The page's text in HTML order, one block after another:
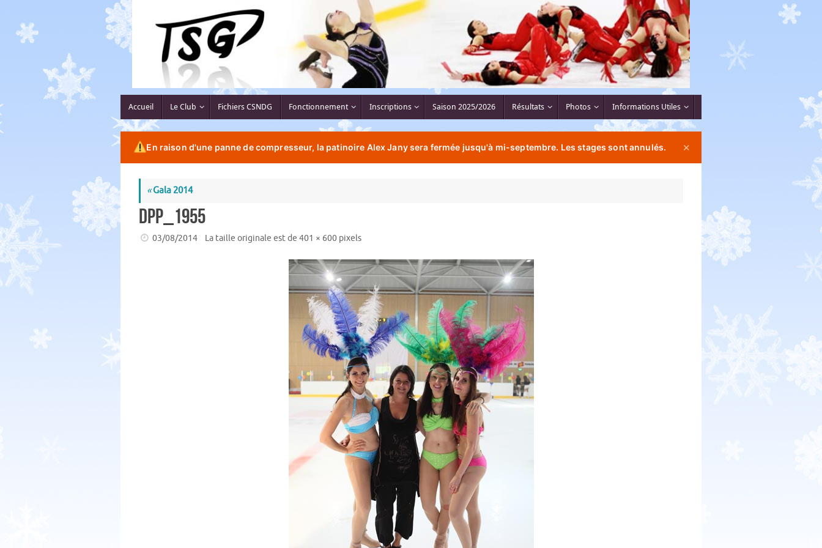
contenu
contenu
Accueil Le Club Fichiers CSNDG Fonctionnement Inscriptions Saison 2025/2026 Résultats Photos Informations Utiles
En raison d'une panne de compresseur, la patinoire Alex Jany sera fermée jusqu'à mi-septembre. Les stages sont annulés. ✕
«Gala 2014
DPP_1955
03/08/2014 La taille originale est de401 × 600 pixels